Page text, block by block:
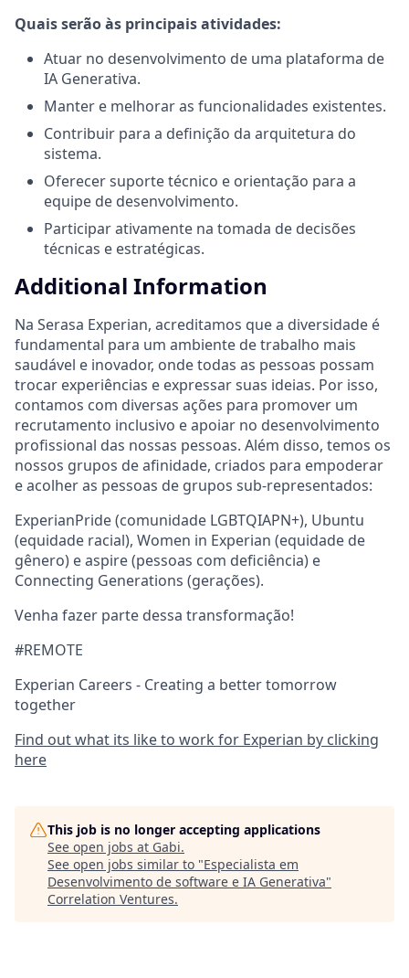
Quais serão às principais atividades:
Atuar no desenvolvimento de uma plataforma de
IA Generativa.
Manter e melhorar as funcionalidades existentes.
Contribuir para a definição da arquitetura do
sistema.
Oferecer suporte técnico e orientação para a
equipe de desenvolvimento.
Participar ativamente na tomada de decisões
técnicas e estratégicas.
Additional Information
Na Serasa Experian, acreditamos que a diversidade é
fundamental para um ambiente de trabalho mais
saudável e inovador, onde todas as pessoas possam
trocar experiências e expressar suas ideias. Por isso,
contamos com diversas ações para promover um
recrutamento inclusivo e apoiar no desenvolvimento
profissional das nossas pessoas. Além disso, temos os
nossos grupos de afinidade, criados para empoderar
e acolher as pessoas de grupos sub-representados:
ExperianPride (comunidade LGBTQIAPN+), Ubuntu
(equidade racial), Women in Experian (equidade de
gênero) e aspire (pessoas com deficiência) e
Connecting Generations (gerações).
Venha fazer parte dessa transformação!
#REMOTE
Experian Careers - Creating a better tomorrow
together
Find out what its like to work for Experian by clicking
here
This job is no longer accepting applications
See open jobs at Gabi.
See open jobs similar to "Especialista em
Desenvolvimento de software e IA Generativa"
Correlation Ventures.